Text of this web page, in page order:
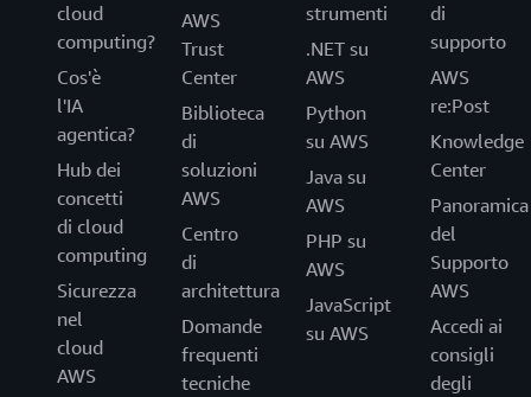
cloud
computing?
Cos'è
l'IA
agentica?
Hub dei
concetti
di cloud
computing
Sicurezza
nel
cloud
AWS
AWS
Trust
Center
Biblioteca
di
soluzioni
AWS
Centro
di
architettura
Domande
frequenti
tecniche
strumenti
.NET su
AWS
Python
su AWS
Java su
AWS
PHP su
AWS
JavaScript
su AWS
di
supporto
AWS
re:Post
Knowledge
Center
Panoramica
del
Supporto
AWS
Accedi ai
consigli
degli